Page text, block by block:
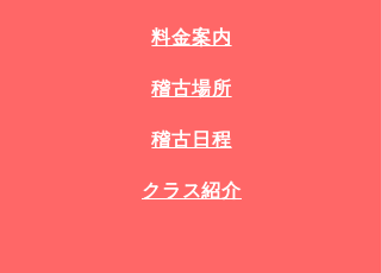
料金案内
稽古場所
稽古日程
​クラス紹介